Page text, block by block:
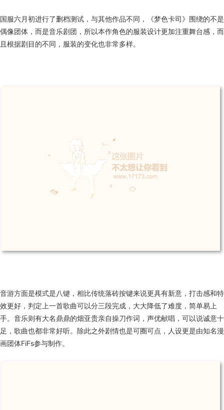
国服六月初进行了删档测试，与其他作品不同，《梦色卡司》围绕的不是
偶像团体，而是音乐剧团，所以本作角色的服装设计更加注重舞台感，而
且根据剧目的不同，服装的变化也非常多样。
音游方面是模式是八键，相比传统落砖按键来说更具有新意，打击感和特
效更好，判定上一首歌曲可以分三段完成，大大降低了难度，简单易上
手。音乐则有大名鼎鼎的畑亚贵亲自操刀作词，声优献唱，可以说诚意十
足，歌曲也都非常好听。除此之外剧情也是可圈可点，人设更是由知名漫
画团体FiFs参与制作。